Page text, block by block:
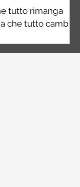
tutto rimanga
che tutto cambi.